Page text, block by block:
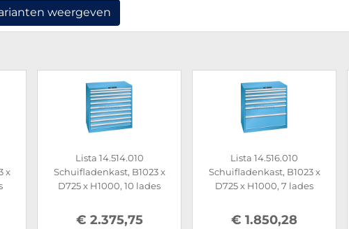
weergeven
x
Lista 14.514.010
Schuifladenkast, B1023 x
D725 x H1000, 10 lades
€ 2.375,75
Lista 14.516.010
Schuifladenkast, B1023 x
D725 x H1000, 7 lades
€ 1.850,28